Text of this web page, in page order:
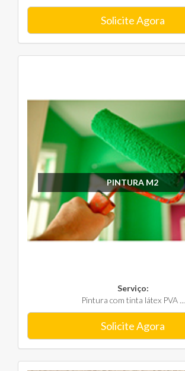
Solicite Agora
PINTURA M2
Serviço:
Pintura com tinta látex PVA ...
Solicite Agora